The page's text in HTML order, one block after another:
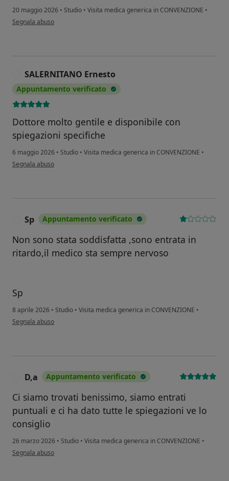
20 maggio 2026 • Studio • Visita medica generica in CONVENZIONE •
secondo l'opinione dell'utente Giuseppe Borrelli
Segnala abuso
SALERNITANO Ernesto
Appuntamento verificato
Dottore molto gentile e disponibile con
spiegazioni specifiche
6 maggio 2026 • Studio • Visita medica generica in CONVENZIONE •
secondo l'opinione dell'utente SALERNITANO Ernesto
Segnala abuso
Sp Appuntamento verificato
Non sono stata soddisfatta ,sono entrata in
ritardo,il medico sta sempre nervoso
Sp
8 aprile 2026 • Studio • Visita medica generica in CONVENZIONE •
secondo l'opinione dell'utente Sp
Segnala abuso
D,a Appuntamento verificato
Ci siamo trovati benissimo, siamo entrati
puntuali e ci ha dato tutte le spiegazioni ve lo
consiglio
26 marzo 2026 • Studio • Visita medica generica in CONVENZIONE •
secondo l'opinione dell'utente D,a
Segnala abuso